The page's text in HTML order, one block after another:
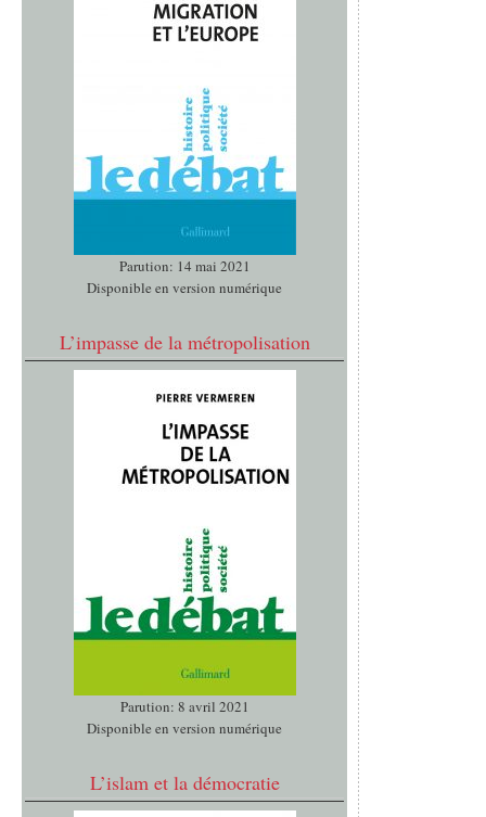
Parution: 14 mai 2021
Disponible en version numérique
L’impasse de la métropolisation
Parution: 8 avril 2021
Disponible en version numérique
L’islam et la démocratie